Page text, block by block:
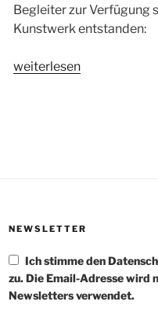
Begleiter zur Verfügung
Kunstwerk entstanden:
„Die
weiterlesen
NEWSLETTER
Ich stimme den
zu. Die Email-Adresse wird
Newsletters verwendet.